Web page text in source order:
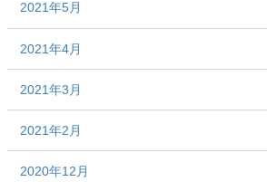
2021年5月
2021年4月
2021年3月
2021年2月
2020年12月